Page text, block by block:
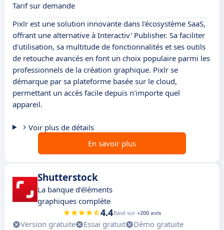
Tarif sur demande
Pixlr est une solution innovante dans l'écosystème SaaS,
offrant une alternative à Interactiv' Publisher. Sa faciliter
d'utilisation, sa multitude de fonctionnalités et ses outils
de retouche avancés en font un choix populaire parmi les
professionnels de la création graphique. Pixlr se
démarque par sa plateforme basée sur le cloud,
permettant un accès facile depuis n'importe quel
appareil.
Voir plus de détails
En savoir plus
Shutterstock
La banque d'éléments
graphiques complète
4.4Basé sur +200 avis
Version gratuite Essai gratuit
Démo gratuite